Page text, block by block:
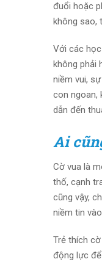
đuổi hoặc
không sao,
Với các
không phải
niềm vui,
con ngoan,
dẫn đến
Ai
Cờ vua là
thố, cạnh
cũng vậy,
niềm tin
Trẻ thích
động lực